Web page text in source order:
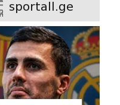
მისი
ამბავი
sportall.ge